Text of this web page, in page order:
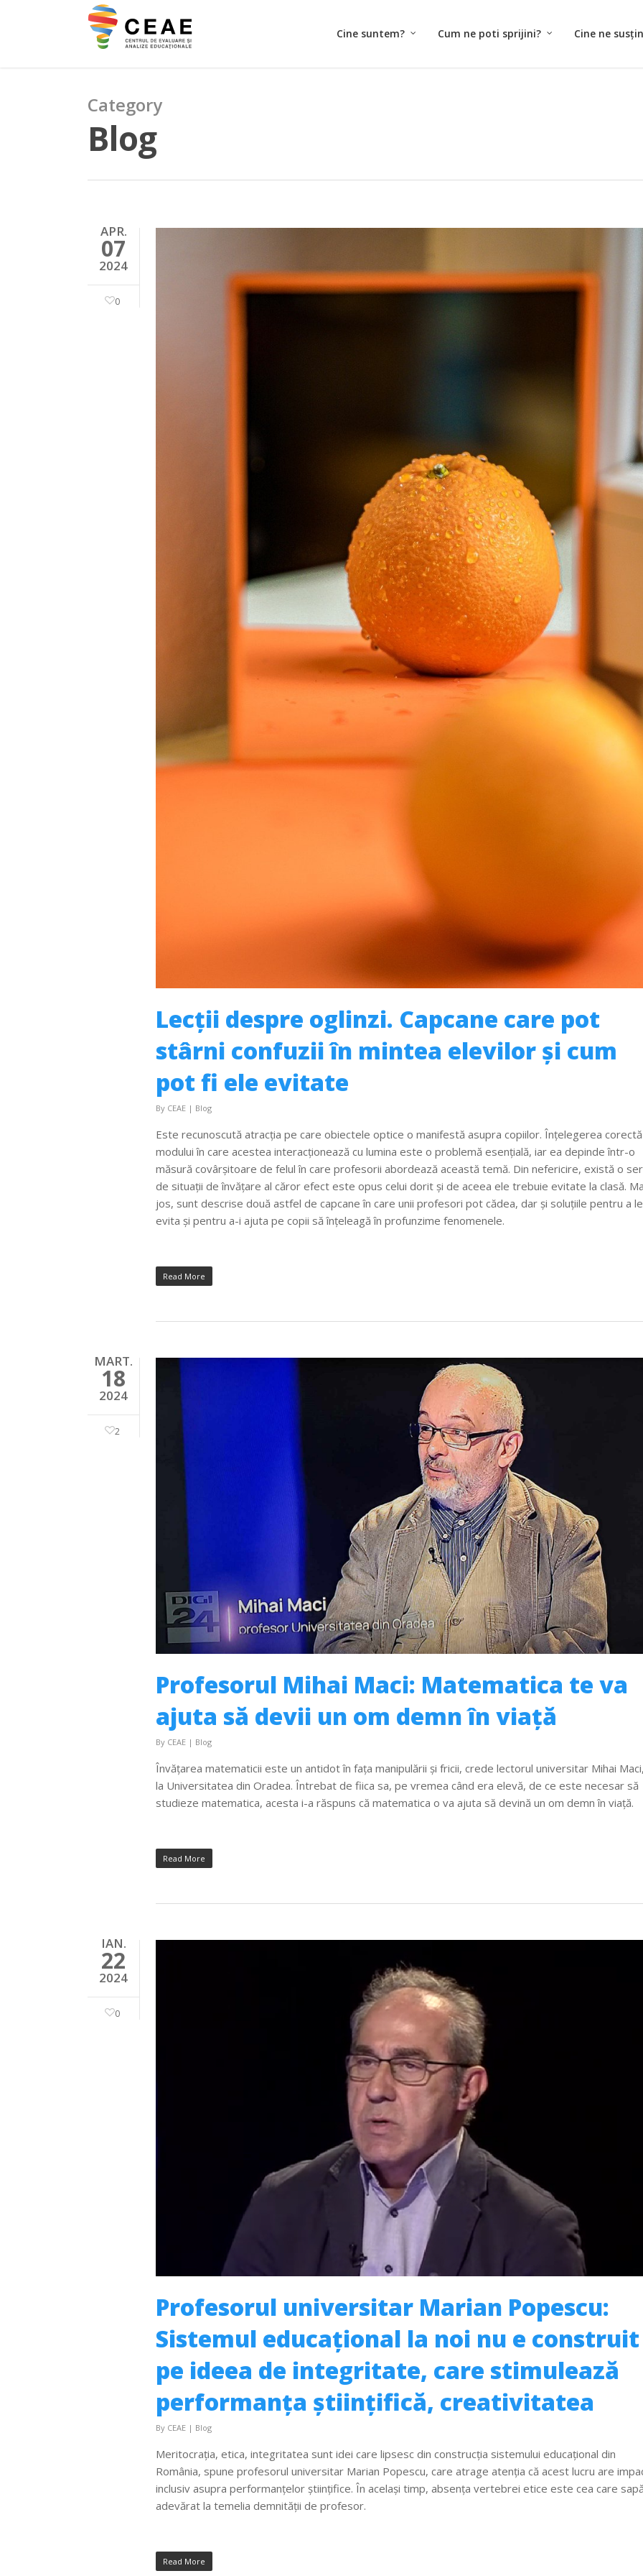
Cine suntem? Cum ne poti sprijini? Cine ne
Category
Blog
APR.
07
2024
0
Lecții despre oglinzi. Capcane care pot
stârni confuzii în mintea elevilor și cum
pot fi ele evitate
By CEAE | Blog
Este recunoscută atracția pe care obiectele optice o manifestă asupra copiilor. Înțelegerea
modului în care acestea interacționează cu lumina este o problemă esențială, iar ea depinde într-o
măsură covârșitoare de felul în care profesorii abordează această temă. Din nefericire, există o
de situații de învățare al căror efect este opus celui dorit și de aceea ele trebuie evitate la clasă.
jos, sunt descrise două astfel de capcane în care unii profesori pot cădea, dar și soluțiile pentru a le
evita și pentru a-i ajuta pe copii să înțeleagă în profunzime fenomenele.
Read More
MART.
18
2024
2
Profesorul Mihai Maci: Matematica te va
ajuta să devii un om demn în viață
By CEAE | Blog
Învățarea matematicii este un antidot în fața manipulării și fricii, crede lectorul universitar Mihai
la Universitatea din Oradea. Întrebat de fiica sa, pe vremea când era elevă, de ce este necesar să
studieze matematica, acesta i-a răspuns că matematica o va ajuta să devină un om demn în viață.
Read More
IAN.
22
2024
0
Profesorul universitar Marian Popescu:
Sistemul educațional la noi nu e construit
pe ideea de integritate, care stimulează
performanța științifică, creativitatea
By CEAE | Blog
Meritocrația, etica, integritatea sunt idei care lipsesc din construcția sistemului educațional din
România, spune profesorul universitar Marian Popescu, care atrage atenția că acest lucru are
inclusiv asupra performanțelor științifice. În același timp, absența vertebrei etice este cea care
adevărat la temelia demnității de profesor.
Read More